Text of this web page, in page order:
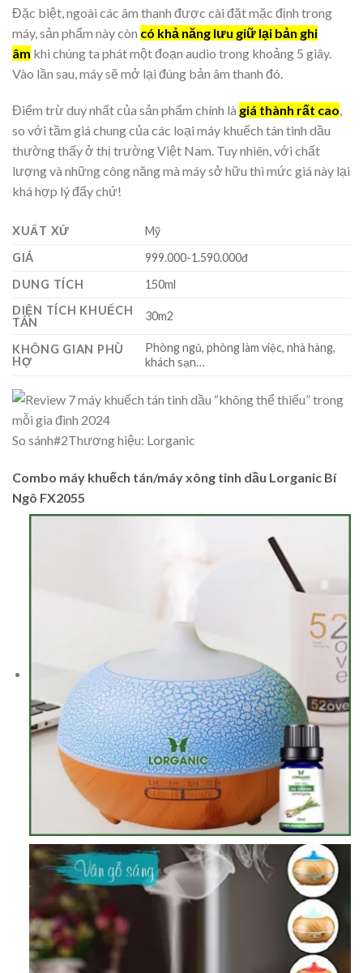
Đặc biệt, ngoài các âm thanh được cài đặt mặc định trong
máy, sản phẩm này còn có khả năng lưu giữ lại bản ghi
âm khi chúng ta phát một đoạn audio trong khoảng 5 giây.
Vào lần sau, máy sẽ mở lại đúng bản âm thanh đó.
Điểm trừ duy nhất của sản phẩm chính là giá thành rất cao,
so với tầm giá chung của các loại máy khuếch tán tinh dầu
thường thấy ở thị trường Việt Nam. Tuy nhiên, với chất
lượng và những công năng mà máy sở hữu thì mức giá này lại
khá hợp lý đấy chứ!
XUẤT XỨ
Mỹ
GIÁ
999.000-1.590.000đ
DUNG TÍCH
150ml
DIỆN TÍCH KHUẾCH
TÁN
30m2
KHÔNG GIAN PHÙ
HỢ
Phòng ngủ, phòng làm việc, nhà hàng,
khách sạn…
So sánh#2Thương hiệu: Lorganic
Combo máy khuếch tán/máy xông tinh dầu Lorganic Bí
Ngô FX2055